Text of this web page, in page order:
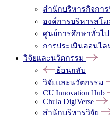
สำนักบริหารกิจกา
องค์การบริหารสโ
ศูนย์การศึกษาทั่วไป
การประเมินออนไล
วิจัยและนวัตกรรม
ย้อนกลับ
วิจัยและนวัตกรรม
CU Innovation Hub
Chula DigiVerse
สำนักบริหารวิจัย